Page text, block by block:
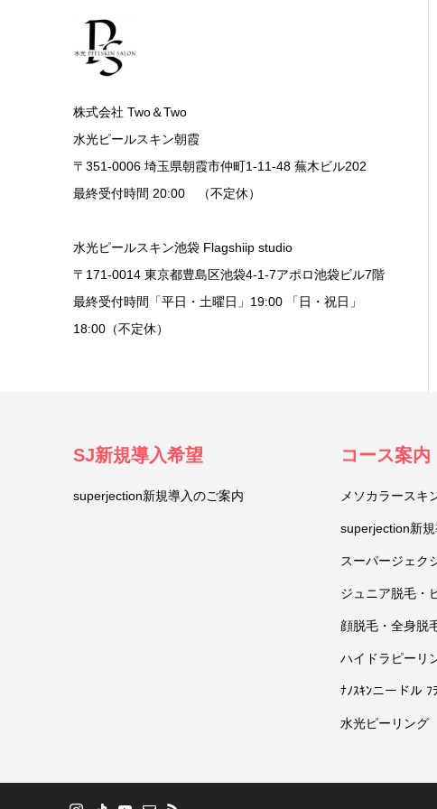
株式会社 Two＆Two
水光ピールスキン朝霞
〒351-0006 埼玉県朝霞市仲町1-11-48 蕪木ビル202
最終受付時間 20:00 （不定休）
水光ピールスキン池袋 Flagshiip studio
〒171-0014 東京都豊島区池袋4-1-7アポロ池袋ビル7階
最終受付時間「平日・土曜日」19:00 「日・祝日」
18:00（不定休）
SJ新規導入希望
superjection新規導入のご案内
コース案内
メソカラースキ
superjection新
スーパージェク
ジュニア脱毛・
顔脱毛・全身脱
ハイドラピーリ
ﾅﾉｽｷﾝニードル ﾌ
水光ピーリング